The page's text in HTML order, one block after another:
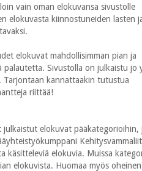
vain oman elokuvansa sivustolle
elokuvasta kiinnostuneiden lasten
elokuvat mahdollisimman pian ja
palautetta. Sivustolla on julkaistu jo
Tarjontaan kannattaakin tutustua
riittää!
julkaistut elokuvat
käsitteleviä elokuvia. Muissa
elokuvista. Huomaa myös